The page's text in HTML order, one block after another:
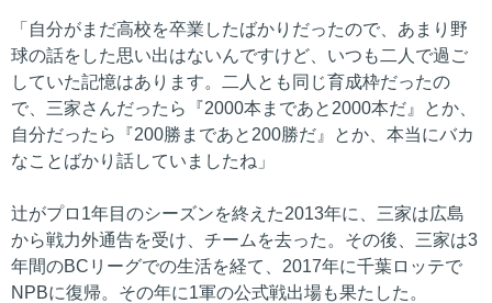
「自分がまだ高校を卒業したばかりだったので、あまり野
球の話をした思い出はないんですけど、いつも二人で過ご
していた記憶はあります。二人とも同じ育成枠だったの
で、三家さんだったら『2000本まであと2000本だ』とか、
自分だったら『200勝まであと200勝だ』とか、本当にバカ
なことばかり話していましたね」
辻がプロ1年目のシーズンを終えた2013年に、三家は広島
から戦力外通告を受け、チームを去った。その後、三家は3
年間のBCリーグでの生活を経て、2017年に千葉ロッテで
NPBに復帰。その年に1軍の公式戦出場も果たした。